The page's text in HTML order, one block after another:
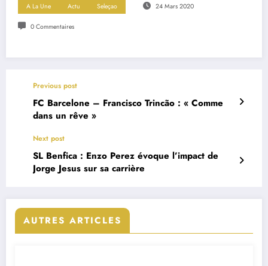
A La Une Actu Seleçao 24 Mars 2020
0 Commentaires
Previous post
FC Barcelone – Francisco Trincão : « Comme
dans un rêve »
Next post
SL Benfica : Enzo Perez évoque l’impact de
Jorge Jesus sur sa carrière
AUTRES ARTICLES